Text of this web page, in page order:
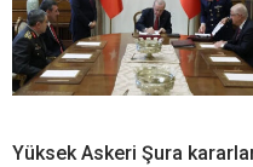
Yüksek Askeri Şura